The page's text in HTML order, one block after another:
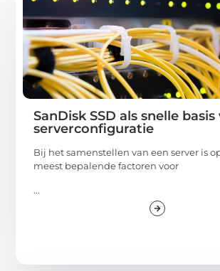
SanDisk SSD als snelle
serverconfiguratie
Bij het samenstellen van een server is
meest bepalende factoren voor
...